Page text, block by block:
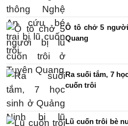
Ô tô chở 5
Quang
Ra suối tắm, 7
cuốn trôi
Lũ cuốn trôi bè